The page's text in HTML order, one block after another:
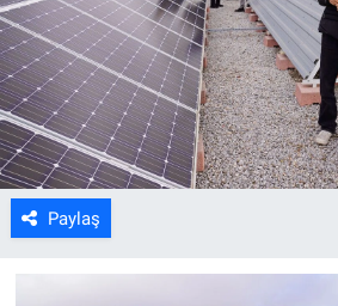
Paylaş